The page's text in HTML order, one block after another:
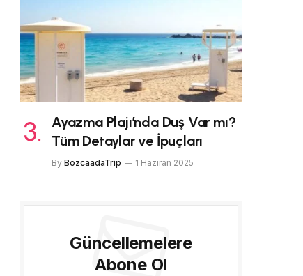
Ayazma Plajı’nda Duş Var mı?
Tüm Detaylar ve İpuçları
By BozcaadaTrip 1 Haziran 2025
Güncellemelere
Abone Ol